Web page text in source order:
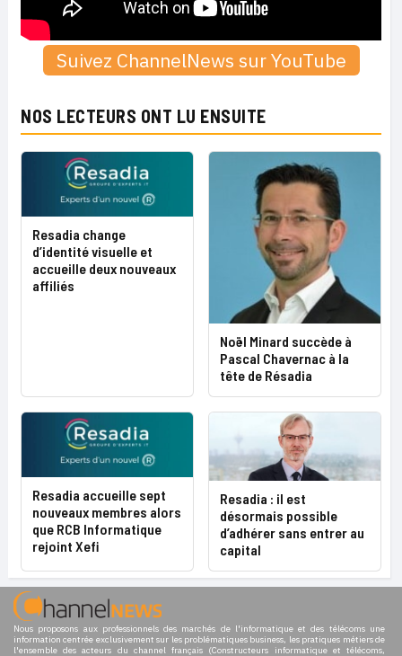
Suivez ChannelNews sur YouTube
NOS LECTEURS ONT LU ENSUITE
Resadia change
d’identité visuelle et
accueille deux nouveaux
affiliés
Noël Minard succède à
Pascal Chavernac à la
tête de Résadia
Resadia accueille sept
nouveaux membres alors
que RCB Informatique
rejoint Xefi
Resadia : il est
désormais possible
d’adhérer sans entrer au
capital
Nous proposons aux professionnels des marchés de l'informatique et des télécoms une
information centrée exclusivement sur les problématiques business, les pratiques métiers de
l'ensemble des acteurs du channel français (Constructeurs informatique et télécoms,